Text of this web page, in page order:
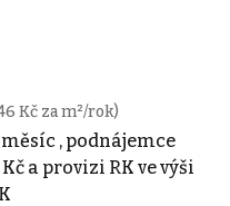
Kč za m²/rok)
, podnájemce
a provizi RK ve výši